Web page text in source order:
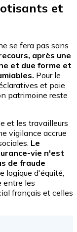
et
se fera pas sans
après une
et due forme et
Pour le
et paie
patrimoine reste
et les travailleurs
vigilance accrue
Le
vie n'est
de fraude
logique d'équité,
entre les
français et celles